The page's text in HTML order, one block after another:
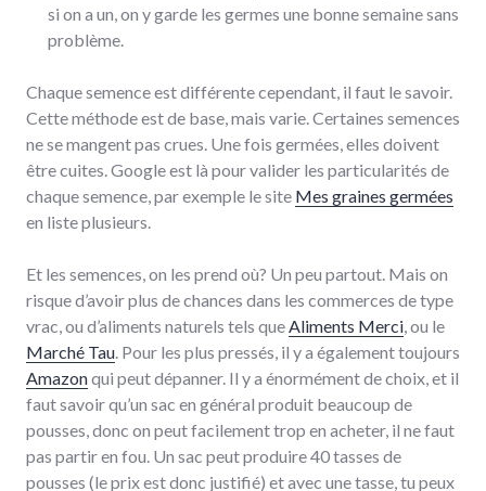
si on a un, on y garde les germes une bonne semaine sans
problème.
Chaque semence est différente cependant, il faut le savoir.
Cette méthode est de base, mais varie. Certaines semences
ne se mangent pas crues. Une fois germées, elles doivent
être cuites. Google est là pour valider les particularités de
chaque semence, par exemple le site Mes graines germées
en liste plusieurs.
Et les semences, on les prend où? Un peu partout. Mais on
risque d’avoir plus de chances dans les commerces de type
vrac, ou d’aliments naturels tels queAliments Merci, ou le
Marché Tau. Pour les plus pressés, il y a également toujours
Amazonqui peut dépanner. Il y a énormément de choix, et il
faut savoir qu’un sac en général produit beaucoup de
pousses, donc on peut facilement trop en acheter, il ne faut
pas partir en fou. Un sac peut produire 40 tasses de
pousses (le prix est donc justifié) et avec une tasse, tu peux